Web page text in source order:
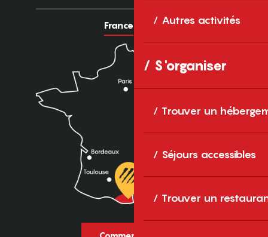
Autres activités
S'organiser
Trouver un
Séjours accessibles
Trouver un
France Europe